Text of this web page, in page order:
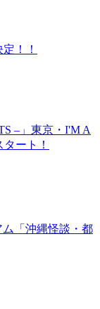
！！
–」東京・I'M A
ート！
「沖縄怪談・都